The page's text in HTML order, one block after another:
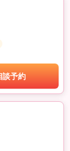
談予約